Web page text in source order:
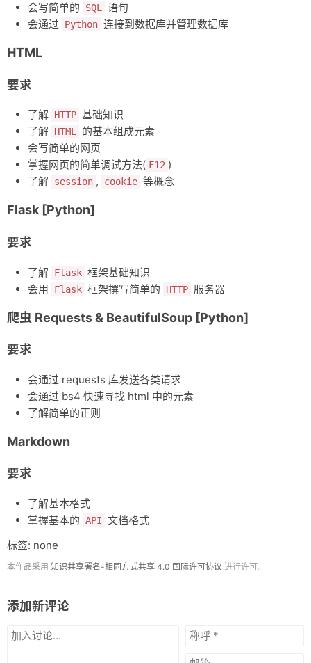
会写简单的
SQL 语句
会通过
Python 连接到数据库并管理数据库
HTML
要求
了解 HTTP 基础知识
了解 HTML 的基本组成元素
会写简单的网页
掌握网页的简单调试方法( F12 )
了解 session , cookie 等概念
Flask [Python]
要求
了解 Flask 框架基础知识
会用
Flask 框架撰写简单的 HTTP 服务器
爬虫 Requests & BeautifulSoup [Python]
要求
会通过 requests 库发送各类请求
会通过 bs4 快速寻找 html 中的元素
了解简单的正则
Markdown
要求
了解基本格式
掌握基本的 API 文档格式
标签: none
本作品采用 知识共享署名-相同方式共享 4.0 国际许可协议 进行许可。
添加新评论